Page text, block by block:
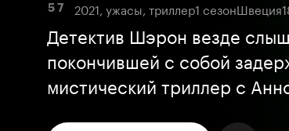
5 7 2021, ужасы, триллер1 сезонШвеция
Детектив Шэрон везде
покончившей с собой
мистический триллер с